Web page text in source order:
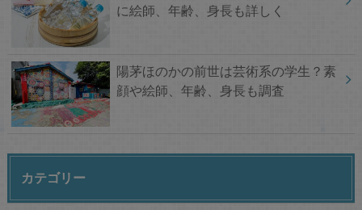
に絵師、年齢、身長も詳しく
陽茅ほのかの前世は芸術系の学生？素
顔や絵師、年齢、身長も調査
カテゴリー